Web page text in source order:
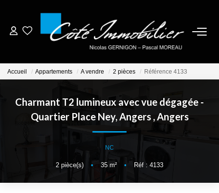
ESTIMER
ACHETER
BIENS VENDUS
NOTRE AGENCE
CONTACT
Accueil Appartements A vendre 2 pièces Référence 4133
Charmant T2 lumineux avec vue dégagée -
Quartier Place Ney, Angers ,Angers
NC
2 pièce(s) • 35 m² • Réf : 4133